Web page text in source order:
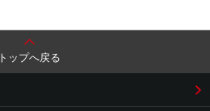
トップへ戻る